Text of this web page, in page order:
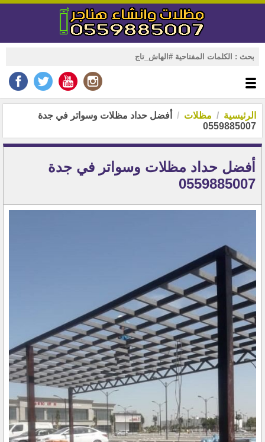
الرئيسية مظلات
أفضل حداد مظلات وسواتر في جدة
0559885007
أفضل حداد مظلات وسواتر في جدة
0559885007